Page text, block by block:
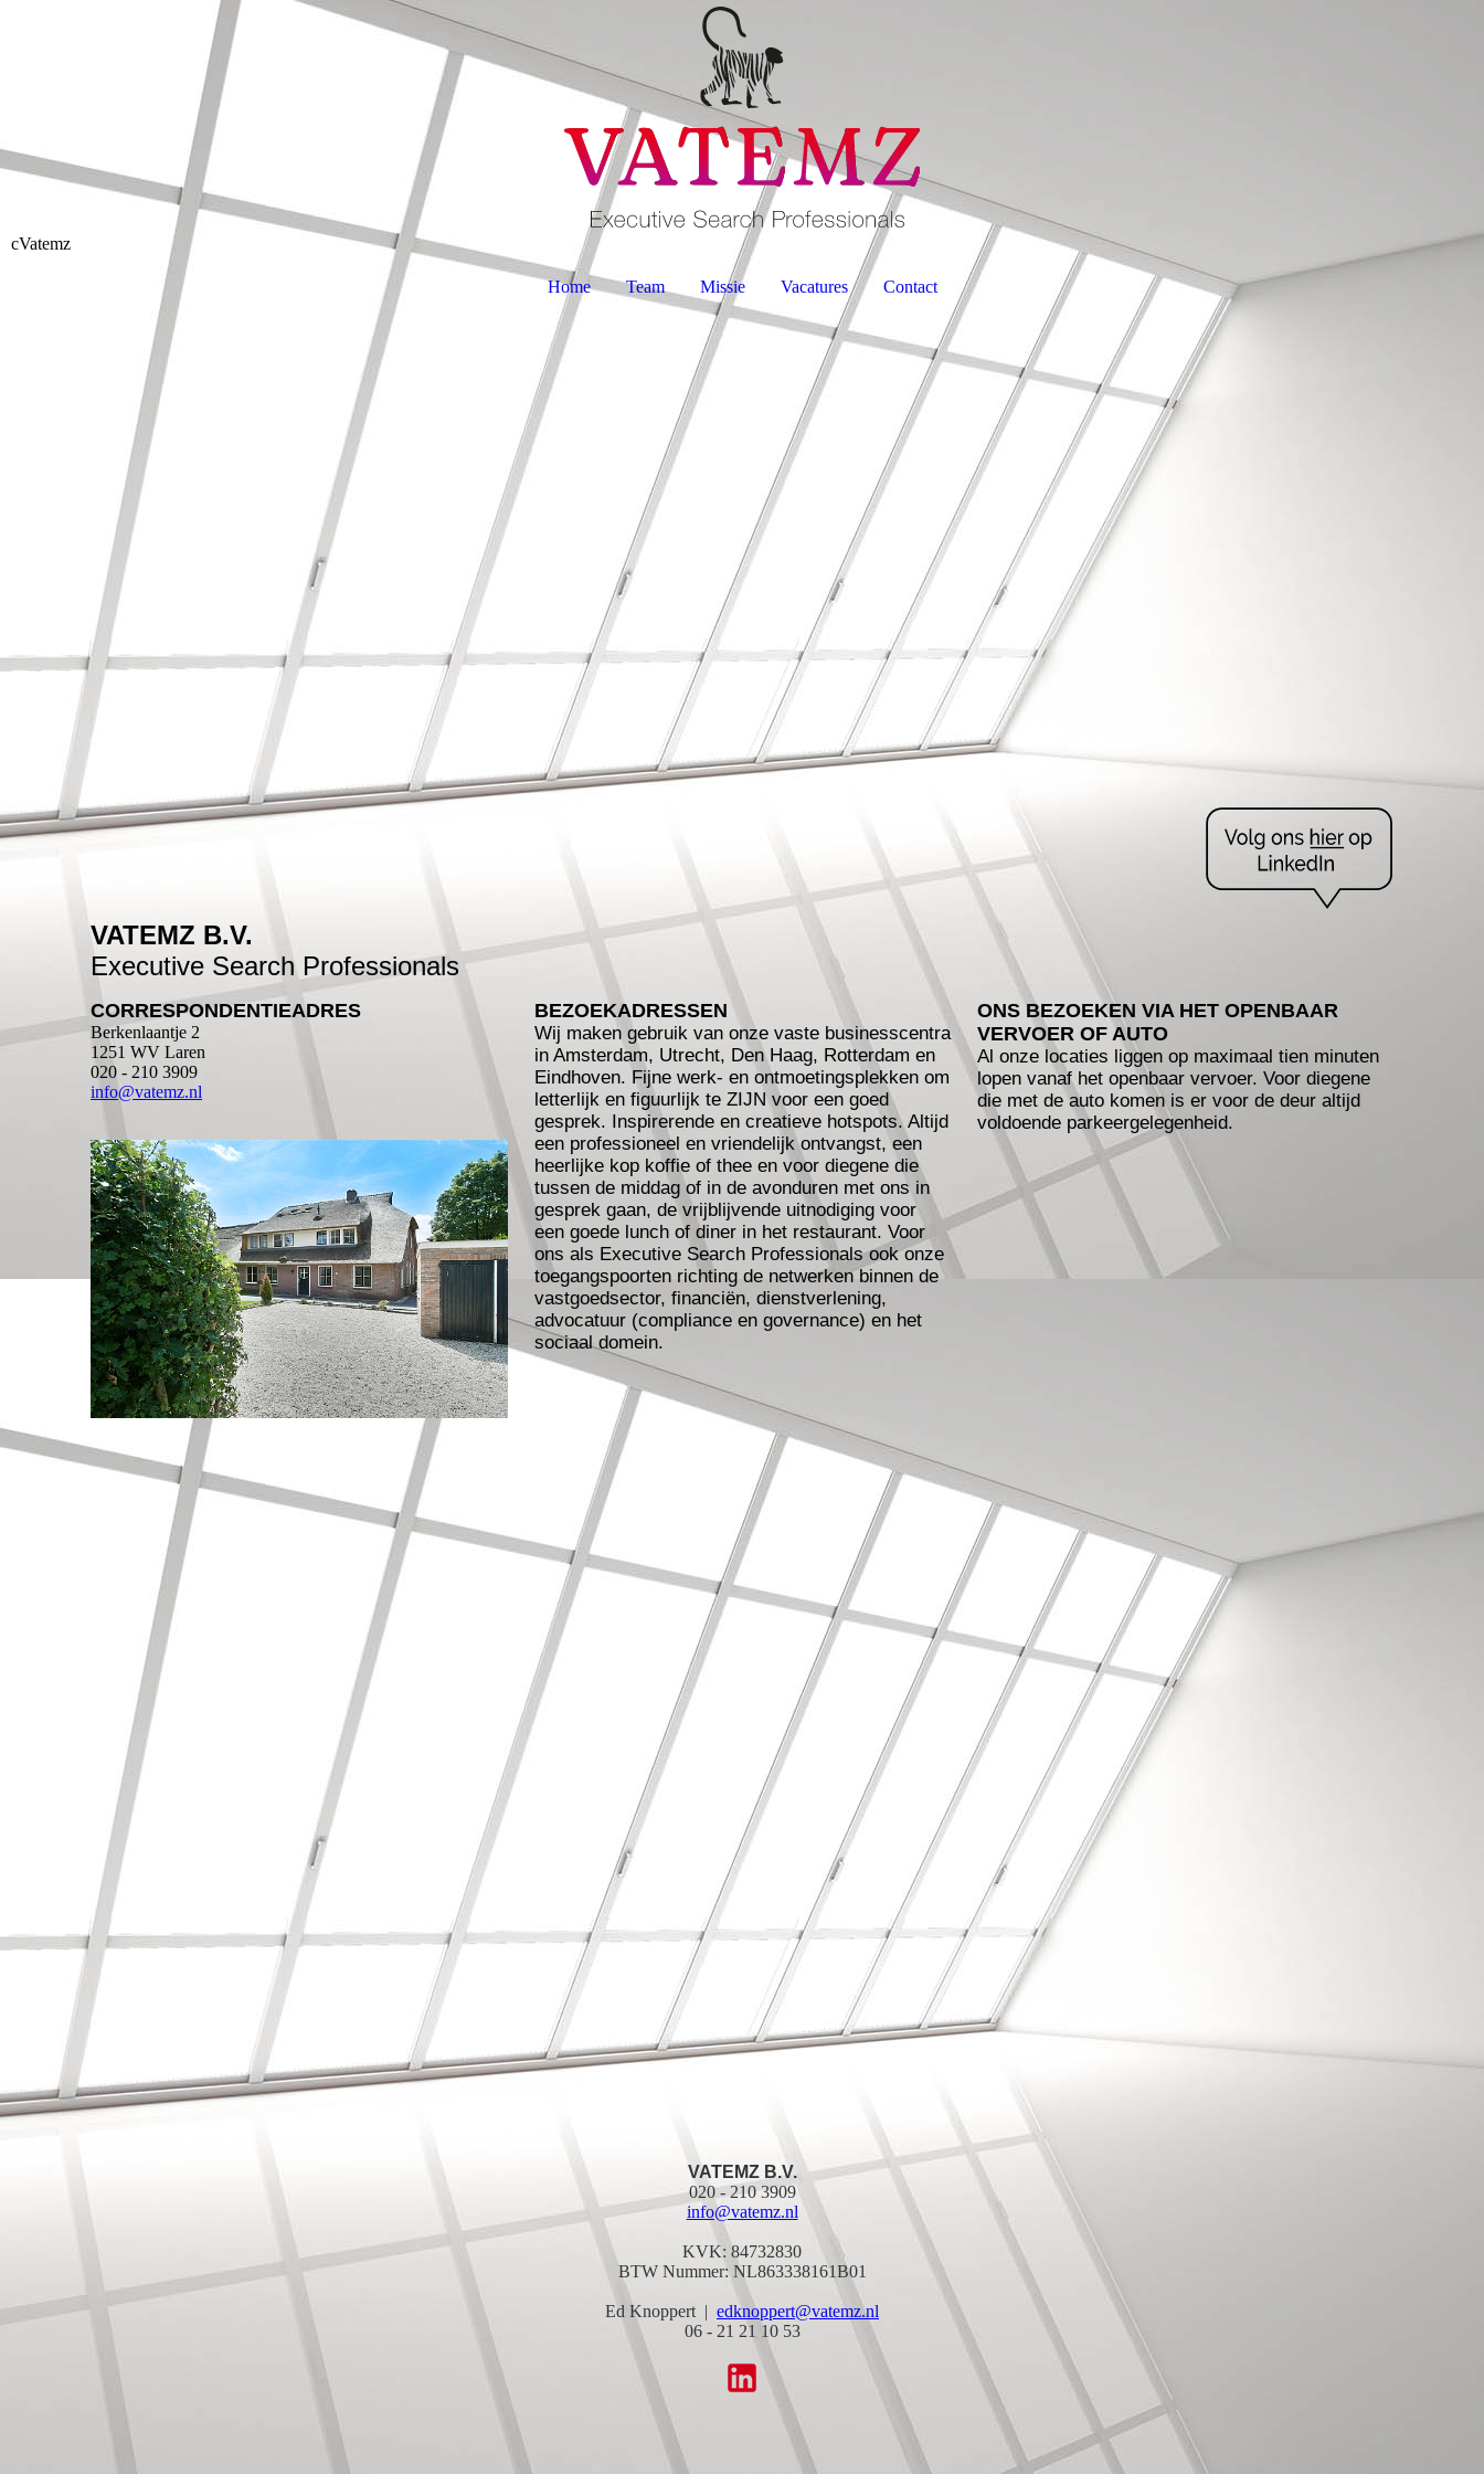
cVatemz
Home Team Missie Vacatures Contact
VATEMZ B.V.
Executive Search Professionals
CORRESPONDENTIEADRES
Berkenlaantje 2
1251 WV Laren
020 - 210 3909
info@vatemz.nl
BEZOEKADRESSEN
Wij maken gebruik van onze vaste businesscentra
in Amsterdam, Utrecht, Den Haag, Rotterdam en
Eindhoven. Fijne werk- en ontmoetingsplekken om
letterlijk en figuurlijk te ZIJN voor een goed
gesprek. Inspirerende en creatieve hotspots. Altijd
een professioneel en vriendelijk ontvangst, een
heerlijke kop koffie of thee en voor diegene die
tussen de middag of in de avonduren met ons in
gesprek gaan, de vrijblijvende uitnodiging voor
een goede lunch of diner in het restaurant. Voor
ons als Executive Search Professionals ook onze
toegangspoorten richting de netwerken binnen de
vastgoedsector, financiën, dienstverlening,
advocatuur (compliance en governance) en het
sociaal domein.
ONS BEZOEKEN VIA HET OPENBAAR
VERVOER OF AUTO
Al onze locaties liggen op maximaal tien minuten
lopen vanaf het openbaar vervoer. Voor diegene
die met de auto komen is er voor de deur altijd
voldoende parkeergelegenheid.
VATEMZ B.V.
020 - 210 3909
info@vatemz.nl
KVK: 84732830
BTW Nummer: NL863338161B01
Ed Knoppert | edknoppert@vatemz.nl
06 - 21 21 10 53